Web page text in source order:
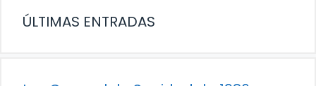
ÚLTIMAS ENTRADAS